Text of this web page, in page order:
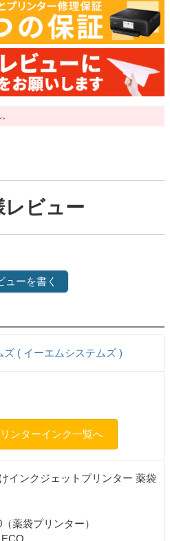
レビュー
ューを書く
ズ ( イーエムシステムズ )
ンターインク一覧へ
インクジェットプリンター 薬袋
薬袋プリンター）